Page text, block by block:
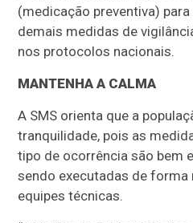
(medicação preventiva)
demais medidas de
nos protocolos nacionais.
MANTENHA A CALMA
A SMS orienta que a
tranquilidade, pois as
tipo de ocorrência são bem
sendo executadas de forma
equipes técnicas.